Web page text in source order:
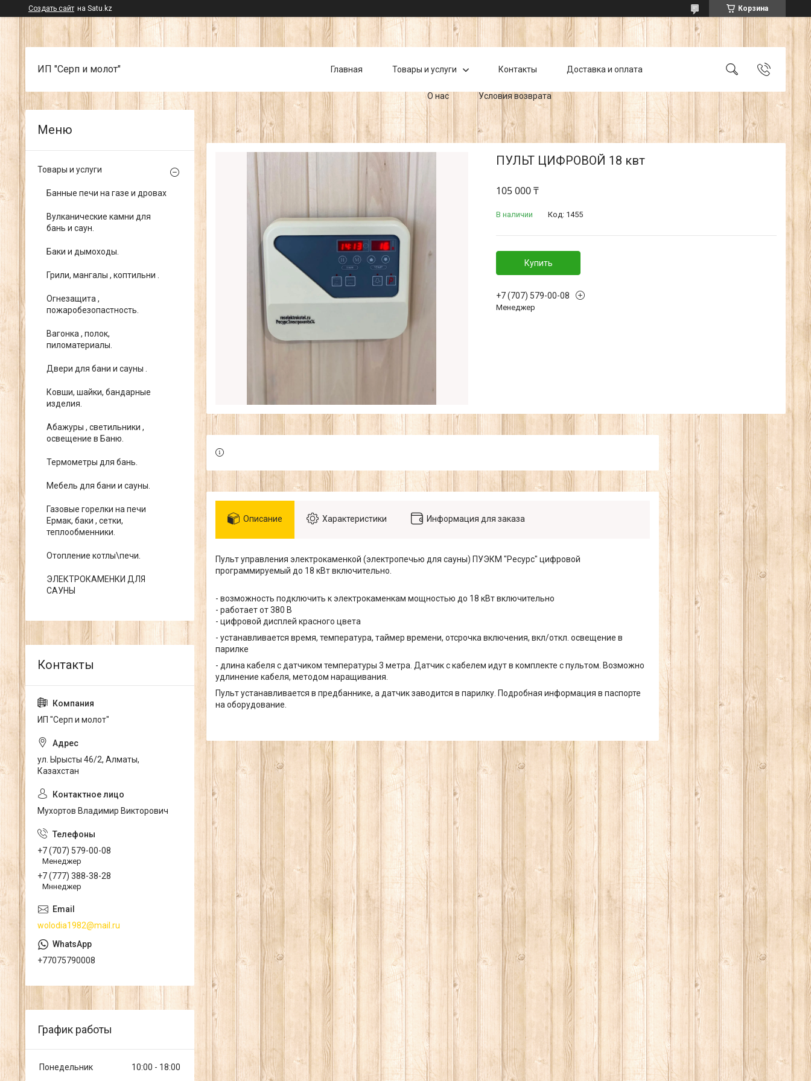
Создать сайт на Satu.kz Корзина
ИП "Серп и молот" Главная Товары и услуги Контакты Доставка и оплата
О нас Условия возврата
ПУЛЬТ ЦИФРОВОЙ 18 квт
105 000 ₸
В наличии Код: 1455
Купить
+7 (707) 579-00-08
Менеджер
Описание Характеристики Информация для заказа
Пульт управления элeктрoкaмeнкой (электропечью для сауны) ПУЭКМ "Ресурс" цифровой
программируемый до 18 кВт включительно.
- возможность подключить к электрокаменкам мощностью до 18 кВт включительно
- работает от 380 В
- цифровой дисплей красного цвета
- устанавливается время, температура, таймер времени, отсрочка включения, вкл/откл. освещение в
парилке
- длина кабеля с датчиком температуры 3 метра. Датчик с кабелем идут в комплекте с пультом. Возможно
удлинение кабеля, методом наращивания.
Пульт устанавливается в предбаннике, а датчик заводится в парилку. Подробная информация в паспорте
на оборудование.
Товары и услуги
Банные печи на газе и дровах
Вулканические камни для
бань и саун.
Баки и дымоходы.
Грили, мангалы , коптильни .
Огнезащита ,
пожаробезопастность.
Вагонка , полок,
пиломатериалы.
Двери для бани и сауны .
Ковши, шайки, бандарные
изделия.
Абажуры , светильники ,
освещение в Баню.
Термометры для бань.
Мебель для бани и сауны.
Газовые горелки на печи
Ермак, баки , сетки,
теплообменники.
Отопление котлы\печи.
ЭЛЕКТРОКАМЕНКИ ДЛЯ
САУНЫ
ИП "Серп и молот"
ул. Ырысты 46/2, Алматы,
Казахстан
Мухортов Владимир Викторович
+7 (707) 579-00-08
Менеджер
+7 (777) 388-38-28
Мннеджер
wolodia1982@mail.ru
+77075790008
График работы
Понедельник 10:00 18:00